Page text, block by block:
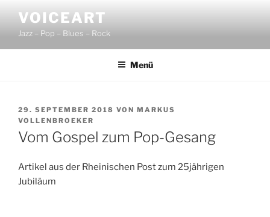
Inhalt
springen
VOICEART
Jazz – Pop – Blues – Rock
Menü
VERÖFFENTLICHT
AM
29. SEPTEMBER 2018 VON MARKUS
VOLLENBROEKER
Vom Gospel zum Pop-Gesang
Artikel aus der Rheinischen Post zum 25jährigen
Jubiläum